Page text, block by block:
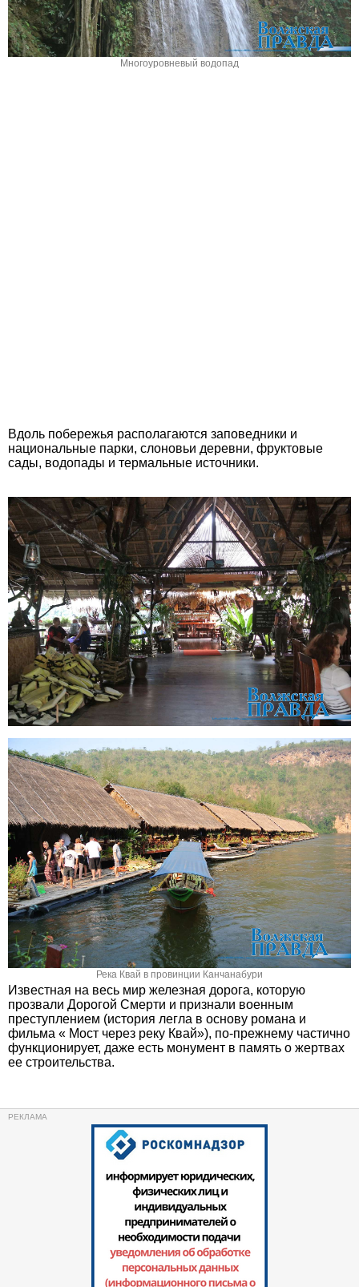
Многоуровневый водопад
Вдоль побережья располагаются заповедники и
национальные парки, слоновьи деревни, фруктовые
сады, водопады и термальные источники.
Река Квай в провинции Канчанабури
Известная на весь мир железная дорога, которую
прозвали Дорогой Смерти и признали военным
преступлением (история легла в основу романа и
фильма « Мост через реку Квай»), по-прежнему частично
функционирует, даже есть монумент в память о жертвах
ее строительства.